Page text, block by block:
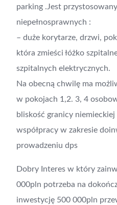
parking .Jest
niepełnosprawnych :
– duże korytarze, drzwi,
która zmieści łóżko
szpitalnych elektrycznych.
Na obecną chwilę ma
w pokojach 1,2. 3, 4
bliskość granicy
współpracy w zakresie
prowadzeniu dps
Dobry Interes w który
000pln potrzeba na
inwestycję 500 000pln